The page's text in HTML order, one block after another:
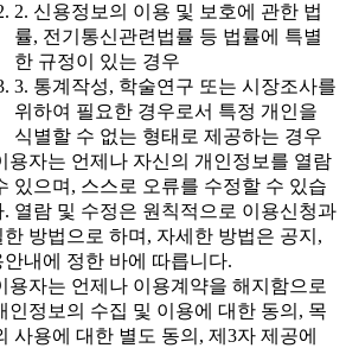
2. 신용정보의 이용 및 보호에 관한 법
률, 전기통신관련법률 등 법률에 특별
한 규정이 있는 경우
3. 통계작성, 학술연구 또는 시장조사를
위하여 필요한 경우로서 특정 개인을
식별할 수 없는 형태로 제공하는 경우
자는 언제나 자신의 개인정보를 열람
있으며, 스스로 오류를 수정할 수 있습
. 열람 및 수정은 원칙적으로 이용신청과
한 방법으로 하며, 자세한 방법은 공지,
안내에 정한 바에 따릅니다.
자는 언제나 이용계약을 해지함으로
인정보의 수집 및 이용에 대한 동의, 목
사용에 대한 별도 동의, 제3자 제공에